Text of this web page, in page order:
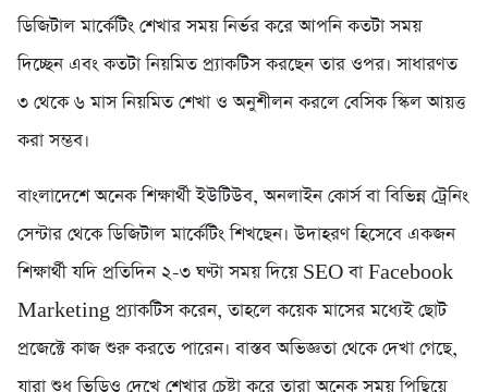
ডিজিটাল মার্কেটিং শেখার সময় নির্ভর করে আপনি কতটা সময়
দিচ্ছেন এবং কতটা নিয়মিত প্র্যাকটিস করছেন তার ওপর। সাধারণত
৩ থেকে ৬ মাস নিয়মিত শেখা ও অনুশীলন করলে বেসিক স্কিল আয়ত্ত
করা সম্ভব।
বাংলাদেশে অনেক শিক্ষার্থী ইউটিউব, অনলাইন কোর্স বা বিভিন্ন ট্রেনিং
সেন্টার থেকে ডিজিটাল মার্কেটিং শিখছেন। উদাহরণ হিসেবে একজন
শিক্ষার্থী যদি প্রতিদিন ২-৩ ঘণ্টা সময় দিয়ে SEO বা Facebook
Marketing প্র্যাকটিস করেন, তাহলে কয়েক মাসের মধ্যেই ছোট
প্রজেক্টে কাজ শুরু করতে পারেন। বাস্তব অভিজ্ঞতা থেকে দেখা গেছে,